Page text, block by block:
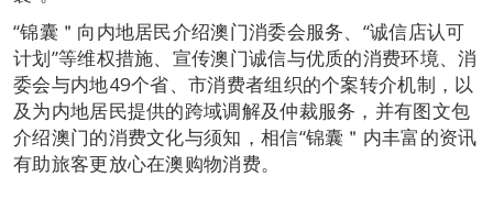
“锦囊＂向内地居民介绍澳门消委会服务、“诚信店认可
计划”等维权措施、宣传澳门诚信与优质的消费环境、消
委会与内地49个省、市消费者组织的个案转介机制，以
及为内地居民提供的跨域调解及仲裁服务，并有图文包
介绍澳门的消费文化与须知，相信“锦囊＂内丰富的资讯
有助旅客更放心在澳购物消费。